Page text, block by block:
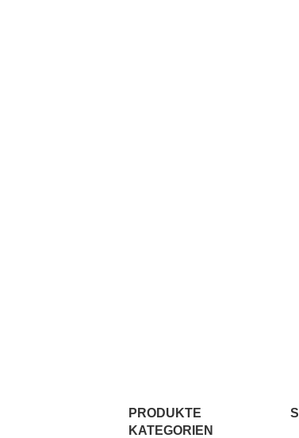
PRODUKTE
KATEGORIEN